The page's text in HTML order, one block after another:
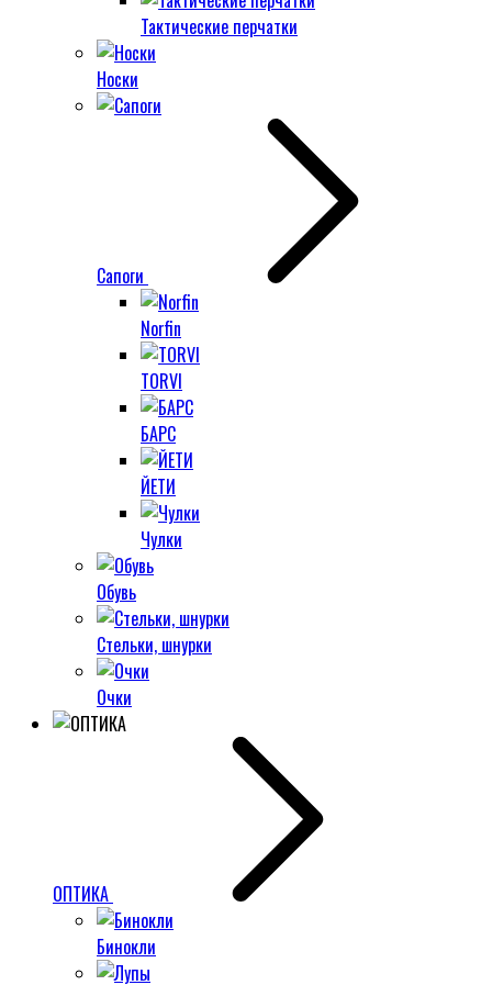
Тактические перчатки
Носки
Сапоги
Norfin
TORVI
БАРС
ЙЕТИ
Чулки
Обувь
Стельки, шнурки
Очки
ОПТИКА
Бинокли